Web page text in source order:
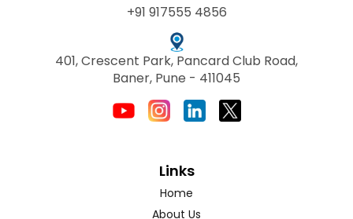
+91 917555 4856
401, Crescent Park, Pancard Club Road,
Baner, Pune - 411045
Links
Home
About Us